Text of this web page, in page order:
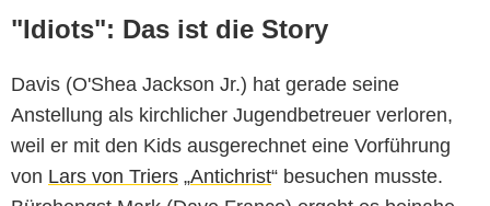
"Idiots": Das ist die Story
Davis (O'Shea Jackson Jr.) hat gerade seine
Anstellung als kirchlicher Jugendbetreuer verloren,
weil er mit den Kids ausgerechnet eine Vorführung
von Lars von Triers „Antichrist“ besuchen musste.